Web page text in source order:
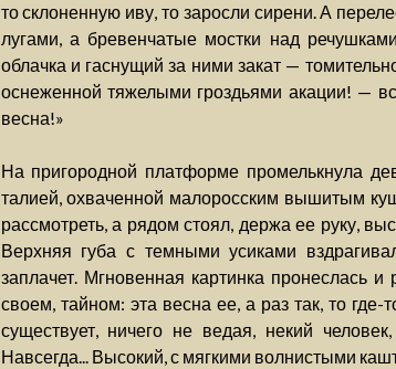
то склоненную иву, то заросли сирени. А
лугами, а бревенчатые мостки над
облачка и гаснущий за ними закат —
оснеженной тяжелыми гроздьями акации! —
весна!»
На пригородной платформе промелькнула
талией, охваченной малоросским вышитым
рассмотреть, а рядом стоял, держа ее руку,
Верхняя губа с темными усиками
заплачет. Мгновенная картинка пронеслась
своем, тайном: эта весна ее, а раз так, то
существует, ничего не ведая, некий
Навсегда... Высокий, с мягкими волнистыми